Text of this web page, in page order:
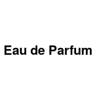
de Parfum